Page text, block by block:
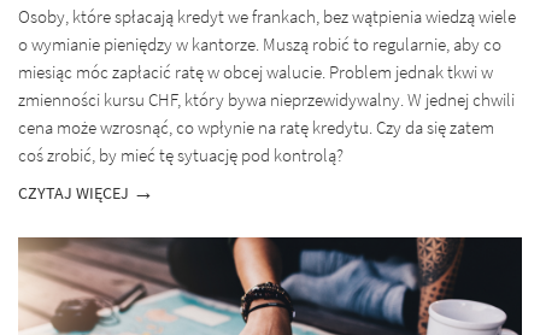
Osoby, które spłacają kredyt we frankach, bez wątpienia wiedzą wiele
o wymianie pieniędzy w kantorze. Muszą robić to regularnie, aby co
miesiąc móc zapłacić ratę w obcej walucie. Problem jednak tkwi w
zmienności kursu CHF, który bywa nieprzewidywalny. W jednej chwili
cena może wzrosnąć, co wpłynie na ratę kredytu. Czy da się zatem
coś zrobić, by mieć tę sytuację pod kontrolą?
CZYTAJ WIĘCEJ